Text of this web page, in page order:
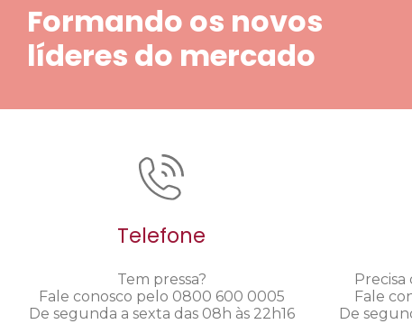
Formando os novos
líderes do mercado
Telefone
Tem pressa?
Fale conosco pelo 0800 600 0005
De segunda a sexta das 08h às 22h16
Fale
De